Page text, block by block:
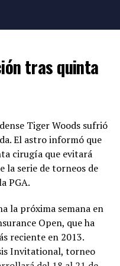
tras quinta
Tiger Woods sufrió
El astro informó que
cirugía que evitará
la serie de torneos de
PGA.
la próxima semana en
Open, que ha
reciente en 2013.
Invitational, torneo